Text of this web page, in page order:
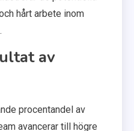
hårt arbete inom
av
procentandel av
avancerar till högre